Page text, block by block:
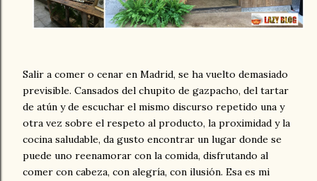
Salir a comer o cenar en Madrid, se ha vuelto demasiado
previsible. Cansados del chupito de gazpacho, del tartar
de atún y de escuchar el mismo discurso repetido una y
otra vez sobre el respeto al producto, la proximidad y la
cocina saludable, da gusto encontrar un lugar donde se
puede uno reenamorar con la comida, disfrutando al
comer con cabeza, con alegría, con ilusión. Esa es mi